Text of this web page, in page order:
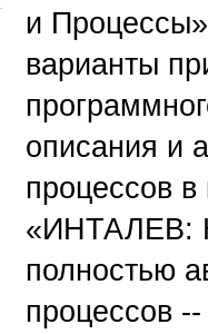
и
варианты
описания и
процессов
«ИНТАЛЕВ:
полностью
процессов